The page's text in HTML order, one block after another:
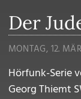
Der
MONTAG, 12.
Hörfunk-Serie
Georg Thiemt